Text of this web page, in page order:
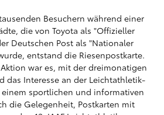
Besuchern während einer
die von Toyota als "Offizieller
Deutschen Post als "Nationaler
entstand die Riesenpostkarte.
war es, mit der dreimonatigen
das Interesse an der Leichtathletik-
einem sportlichen und informativen
die Gelegenheit, Postkarten mit